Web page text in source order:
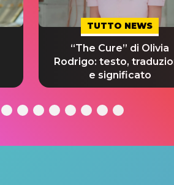
TUTTO NEWS
“The Cure” di Olivia
Rodrigo: testo,
e significato